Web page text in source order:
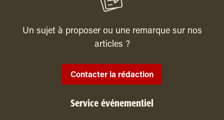
Un sujet à proposer ou une remarque sur nos
articles ?
Contacter la rédaction
Service événementiel